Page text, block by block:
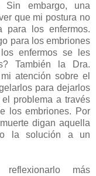
Sin embargo, una
que mi postura no
para los enfermos.
para los embriones
enfermos se les
También la Dra.
atención sobre el
para dejarlos
problema a través
los embriones. Por
digan aquella
la solución a un
más